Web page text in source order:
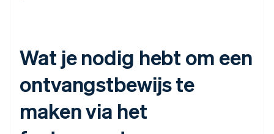
Wat je nodig hebt om een
ontvangstbewijs te
maken via het